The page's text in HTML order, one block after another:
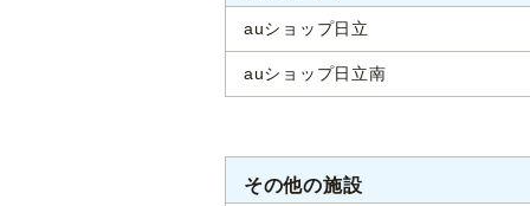
auショップ日立
auショップ日立南
その他の施設